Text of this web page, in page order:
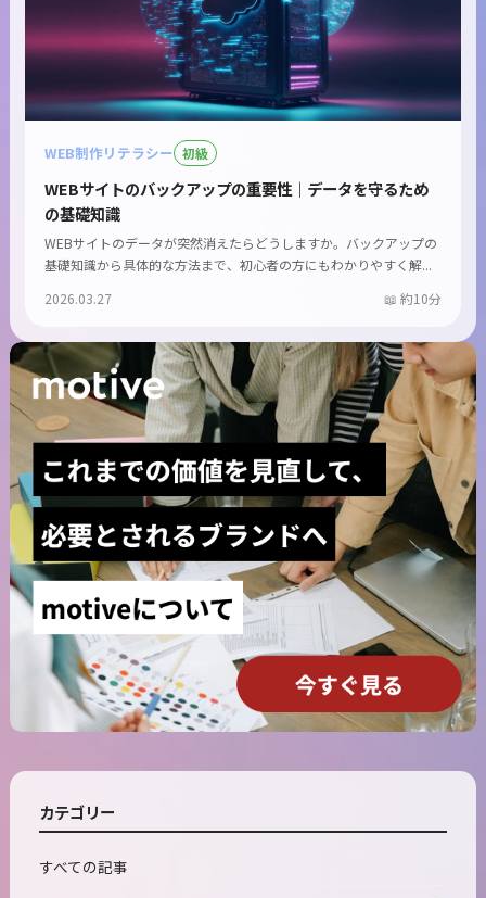
WEB制作リテラシー 初級
WEBサイトのバックアップの重要性｜データを守るため
の基礎知識
WEBサイトのデータが突然消えたらどうしますか。バックアップの
基礎知識から具体的な方法まで、初心者の方にもわかりやすく解...
2026.03.27
約10分
カテゴリー
すべての記事